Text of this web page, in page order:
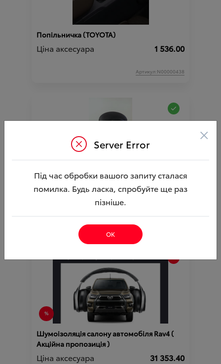
Попільничка (TOYOTA)
Ціна аксесуара 1 536.00
Артикул:N00000438
Попільничка (TOYOTA)
Ціна аксесуара 4 220.26
Шумоізоляція салону автомобіля Rav4 (
Акційна пропозиція )
Ціна аксесуара 31 353.40
Server Error ×
Під час обробки вашого запиту сталася
помилка. Будь ласка, спробуйте ще раз
пізніше.
ОК